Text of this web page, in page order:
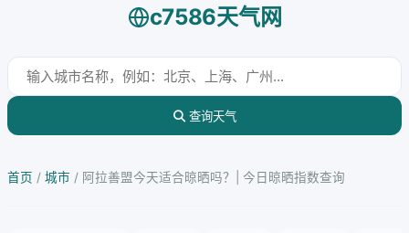
c7586天气网
查询天气
首页 / 城市 / 阿拉善盟今天适合晾晒吗？| 今日晾晒指数查询